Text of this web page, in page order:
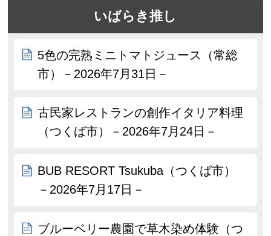
いばらき推し
5色の完熟ミニトマトジュース（常総
市）－2026年7月31日－
古民家レストランの創作イタリア料理
（つくば市）－2026年7月24日－
BUB RESORT Tsukuba（つくば市）
－2026年7月17日－
ブルーベリー農園で草木染め体験（つ